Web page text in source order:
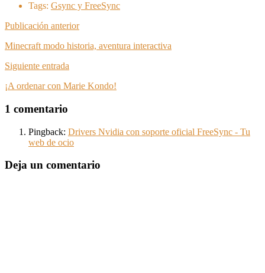
Tags: Gsync y FreeSync
Publicación anterior
Minecraft modo historia, aventura interactiva
Siguiente entrada
¡A ordenar con Marie Kondo!
1 comentario
Pingback: Drivers Nvidia con soporte oficial FreeSync - Tu
web de ocio
Deja un comentario